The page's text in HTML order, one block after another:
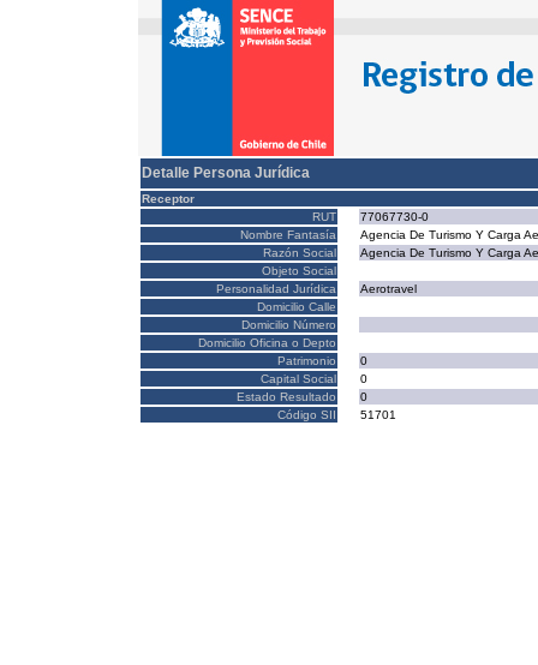
Detalle Persona Jurídica
Receptor
RUT
77067730-0
Nombre Fantasía
Agencia De Turismo Y Carga
Razón Social
Agencia De Turismo Y Carga
Objeto Social
Personalidad Jurídica
Aerotravel
Domicilio Calle
Domicilio Número
Domicilio Oficina o Depto
Patrimonio
0
Capital Social
0
Estado Resultado
0
Código SII
51701